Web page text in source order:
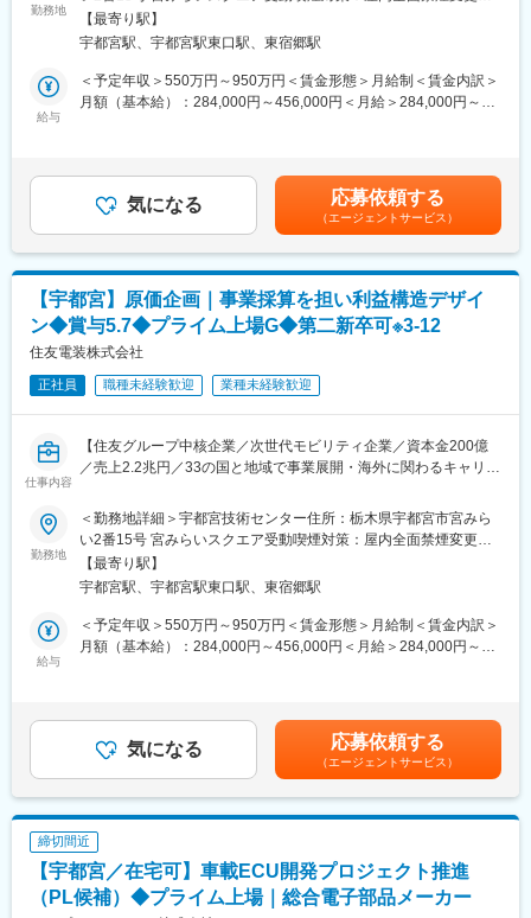
■配属先の特徴
社員は30歳前後がボリュームゾーンです。
開発中の機種が26年上期中にCloseし、次世代機種開発にシフト
・顧客(国内、海外のｶｰﾒｰｶｰやTier1ﾒｰｶｰ等)のﾆｰｽﾞや、市場動向を
把握。得られた情報を元に、新製品を構想/試作開発し、顧客へ提
案し、新規受注を狙う。受注後は量産立ち上げまで対応する事
で、設計開発を主体に構想から量産までの過程を一貫して担える
業務になります
得。
製品特性や基本性能を理解し、設計開発業務のﾌﾟﾛｾｽを習得。
社内外や海外関係会社のメンバーとの協業を通じて、顧客ニーズ
■採用背景・業務の特徴：
CASE（自動運転、電動化、等）で変革する自動車業界におい
て、ECUに電気/信号を送る当社ﾜｲﾔｰﾊｰﾈｽにも新規ﾆｰｽﾞが多数。ﾜｲ
ﾔｰﾊｰﾈｽ端末に使われるｺﾈｸﾀ部品も進化しており、新規ﾋﾞｼﾞﾈｽを勝
ち取る設計開発業務を担う仲間を募集中。日系から海外系顧客向
けに様々なGrがあり、開発を通じてｸﾞﾛｰﾊﾞﾙに活躍できる職場で
す。
■働きやすい環境：
当社は「世界で一番働きがいのある、 活力ある会社」の実現を目
有休取得16.2日、育児休暇取得率女性100％・男性100％（全て25
年度実績）、とWLBを整えやすい環境です。
■強み・特徴：
必要不可欠な電装部品を主製品とする独立系自動車部品メーカー
です。国内外さまざまな完成車メーカーとお取引を行うなど、景
変更の範囲：会社の定める業務
勤務地
範囲：会社の定める事業所
【最寄り駅】
宇都宮駅、宇都宮駅東口駅、東宿郷駅
給与
＜予定年収＞550万円～950万円＜賃金形態＞月給制＜賃金内訳＞
月額（基本給）：284,000円～456,000円＜月給＞284,000円～
歳、既婚、子1人、残業20H35歳：880万円大卒、35歳、既婚、子
2人、残業20H40歳：1020万円大卒、管理職【昇給】年1回賃金は
あくまでも目安の金額であり、選考を通じて上下する可能性があ
ります。月給(月額)は固定手当を含めた表記です。
気になる 応募依頼する
（エージェントサービス）
【宇都宮】原価企画｜事業採算を担い利益構造デザイ
ン◆賞与5.7◆プライム上場G◆第二新卒可※3-12
住友電装株式会社
正社員 職種未経験歓迎 業種未経験歓迎
仕事内容
【住友グループ中核企業／次世代モビリティ企業／資本金200億
／売上2.2兆円／33の国と地域で事業展開・海外に関わるキャリア
■概要：
自動車用ワイヤーハーネスの原価企画業務として主に以下をご担
当いただきます。
（1）受注前の原価見積、事業採算確認
（2）受注後の将来原価、事業採算検証と目標利益達成に向けた原
価企画
自動車の高性能化、電動化が進行する中、ワイヤーハーネスの需
要は高まる一方です。会社の事業/利益拡大に向け、原価企画は事
業の羅針盤や利益確保の立場として国内外の関係部署、会社幹部
■入社後のキャリアイメージ：
・入社後1年：
OJTを行う中で担当する製品を持ち経験を積む(会社、事業部の幅
広い知識を得る)
勤務地
＜勤務地詳細＞宇都宮技術センター住所：栃木県宇都宮市宮みら
い2番15号 宮みらいスクエア受動喫煙対策：屋内全面禁煙変更の
範囲：会社の定める事業所（リモートワーク含む）
【最寄り駅】
宇都宮駅、宇都宮駅東口駅、東宿郷駅
給与
＜予定年収＞550万円～950万円＜賃金形態＞月給制＜賃金内訳＞
月額（基本給）：284,000円～456,000円＜月給＞284,000円～
歳、既婚、子1人、残業20H35歳：880万円大卒、35歳、既婚、子
2人、残業20H40歳：1020万円大卒、管理職【昇給】年1回賃金は
あくまでも目安の金額であり、選考を通じて上下する可能性があ
ります。月給(月額)は固定手当を含めた表記です。
気になる 応募依頼する
（エージェントサービス）
締切間近
【宇都宮／在宅可】車載ECU開発プロジェクト推進
（PL候補）◆プライム上場｜総合電子部品メーカー